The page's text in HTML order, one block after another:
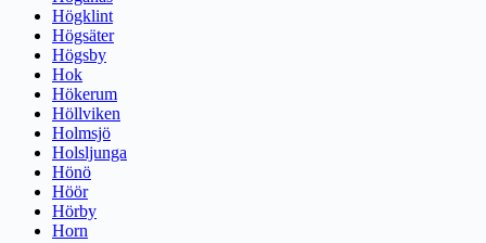
Högklint
Högsäter
Högsby
Hok
Hökerum
Höllviken
Holmsjö
Holsljunga
Hönö
Höör
Hörby
Horn